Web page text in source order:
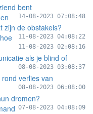
bent
14-08-2023 07:08:48
zijn de obstakels?
11-08-2023 04:08:22
11-08-2023 02:08:16
als je blind of
08-08-2023 03:08:37
verlies van
08-08-2023 06:08:00
dromen?
07-08-2023 04:08:09